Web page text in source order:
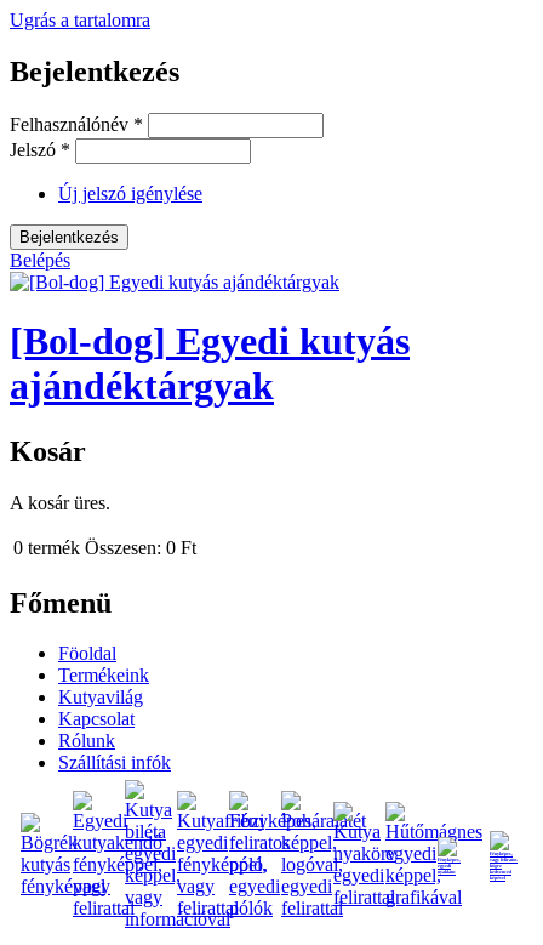
Ugrás a tartalomra
Bejelentkezés
Felhasználónév *
Jelszó *
Új jelszó igénylése
Belépés
[Bol-dog] Egyedi kutyás
ajándéktárgyak
Kosár
A kosár üres.
0 termék Összesen: 0 Ft
Főmenü
Föoldal
Termékeink
Kutyavilág
Kapcsolat
Rólunk
Szállítási infók